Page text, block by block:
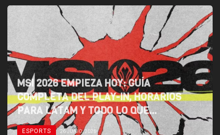
ESPORTS 26 JUNIO, 2026
MSI 2026 EMPIEZA HOY: GUÍA
COMPLETA DEL PLAY-IN, HORARIOS
PARA LATAM Y TODO LO QUE
NECESITAS SABER